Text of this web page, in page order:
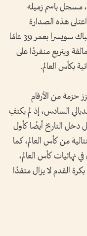
مسجل باسم زميله
هذه الصدارة
التاريخية في مونديال قطر 2022 عندما هز شباك سويسرا بعمر 39 عامًا
ويتربع منفردًا على
بكأس العالم.
"الدون" في مونديال 2026 لتعزز حزمة من الأرقام
السادس، إذ لم يكتفِ
دخل التاريخ أيضًا كأول
من كأس العالم، كما
كأس العالم،
القدم لا يزال متقدًا